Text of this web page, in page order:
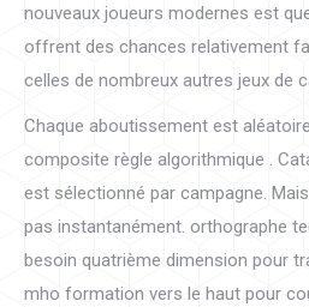
nouveaux joueurs modernes est
offrent des chances relativement
celles de nombreux autres jeux de
Chaque aboutissement est
composite règle algorithmique .
est sélectionné par campagne.
pas instantanément. orthographe
besoin quatrième dimension pour
mho formation vers le haut pour